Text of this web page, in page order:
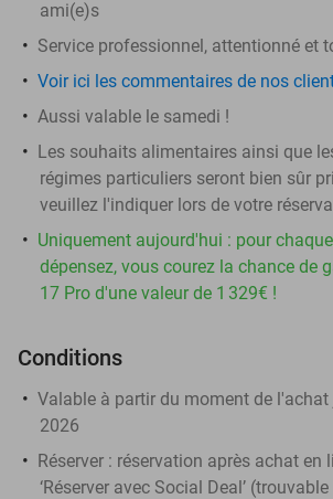
ami(e)s
Service professionnel, attentionné et
Voir ici les commentaires de nos
Aussi valable le samedi !
Les souhaits alimentaires ainsi que
régimes particuliers seront bien sûr
veuillez l'indiquer lors de votre
Uniquement aujourd'hui : pour
dépensez, vous courez la chance de
17 Pro d'une valeur de 1 329€ !
Conditions
Valable à partir du moment de
2026
Réserver : réservation après achat en
‘Réserver avec Social Deal’